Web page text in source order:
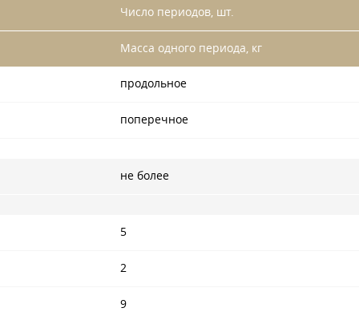
Число периодов, шт.
Масса одного периода, кг
продольное
поперечное
не более
5
2
9